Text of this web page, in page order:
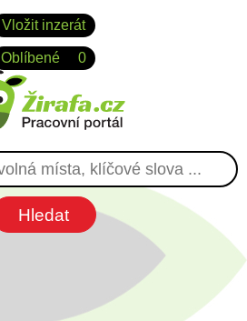
Vložit inzerát
Oblíbené 0